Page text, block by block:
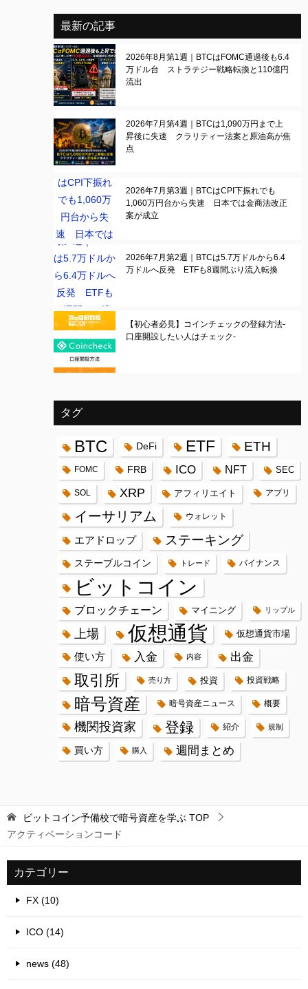
最新の記事
2026年8月第1週｜BTCはFOMC通過後も6.4
万ドル台 ストラテジー戦略転換と110億円
流出
2026年7月第4週｜BTCは1,090万円まで上
昇後に失速 クラリティー法案と原油高が焦
点
2026年7月第3週｜BTCはCPI下振れでも
1,060万円台から失速 日本では金商法改正
案が成立
2026年7月第2週｜BTCは5.7万ドルから6.4
万ドルへ反発 ETFも8週間ぶり流入転換
【初心者必見】コインチェックの登録方法-
口座開設したい人はチェック-
タグ
BTC DeFi ETF ETH
FOMC FRB ICO NFT SEC
SOL XRP アフィリエイト アプリ
イーサリアム ウォレット
エアドロップ ステーキング
ステーブルコイン トレード バイナンス
ビットコイン
ブロックチェーン マイニング リップル
上場 仮想通貨 仮想通貨市場
使い方 入金 内容 出金
取引所 売り方 投資 投資戦略
暗号資産 暗号資産ニュース 概要
機関投資家 登録 紹介 規制
買い方 購入 週間まとめ
ビットコイン予備校で暗号資産を学ぶ TOP
アクティベーションコード
カテゴリー
FX (10)
ICO (14)
news (48)